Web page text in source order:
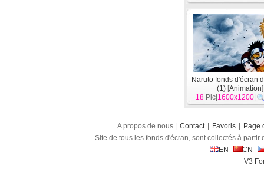
Naruto fonds d'écran
(1) [Animation]
18 Pic| 1600x1200
A propos de nous | Contact Favoris
Page
Site de tous les fonds d'écran, sont collectés à
EN
CN
V3